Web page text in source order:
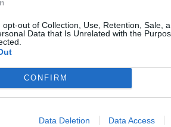
opt-out of Collection, Use, Retention, Sale,
Data that Is Unrelated with the
CONFIRM
Data Deletion Data Access
forzada por vagcom y sino funciona
partículas no suele funcionar.